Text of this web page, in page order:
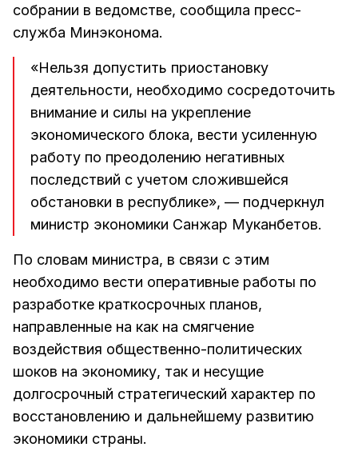
собрании в ведомстве, сообщила пресс-
служба Минэконома.
«Нельзя допустить приостановку
деятельности, необходимо сосредоточить
внимание и силы на укрепление
экономического блока, вести усиленную
работу по преодолению негативных
последствий с учетом сложившейся
обстановки в республике», — подчеркнул
министр экономики Санжар Муканбетов.
По словам министра, в связи с этим
необходимо вести оперативные работы по
разработке краткосрочных планов,
направленные на как на смягчение
воздействия общественно-политических
шоков на экономику, так и несущие
долгосрочный стратегический характер по
восстановлению и дальнейшему развитию
экономики страны.